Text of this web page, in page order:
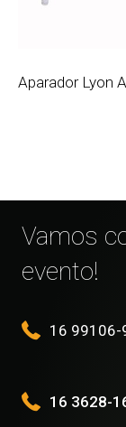
Aparador Lyon
Vamos
evento!
16 99106-
16 3628-